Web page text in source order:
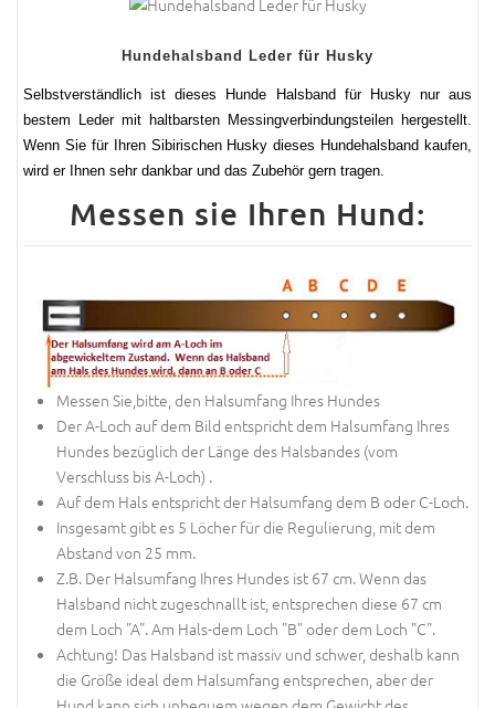
Hundehalsband Leder für Husky
Selbstverständlich ist dieses Hunde Halsband für Husky nur aus
bestem Leder mit haltbarsten Messingverbindungsteilen hergestellt.
Wenn Sie für Ihren Sibirischen Husky dieses Hundehalsband kaufen,
wird er Ihnen sehr dankbar und das Zubehör gern tragen.
Messen sie Ihren Hund:
Messen Sie,bitte, den Halsumfang Ihres Hundes
Der A-Loch auf dem Bild entspricht dem Halsumfang Ihres
Hundes bezüglich der Länge des Halsbandes (vom
Verschluss bis A-Loch) .
Auf dem Hals entspricht der Halsumfang dem B oder C-Loch.
Insgesamt gibt es 5 Löcher für die Regulierung, mit dem
Abstand von 25 mm.
Z.B. Der Halsumfang Ihres Hundes ist 67 cm. Wenn das
Halsband nicht zugeschnallt ist, entsprechen diese 67 cm
dem Loch "A". Am Hals-dem Loch "B" oder dem Loch "C".
Achtung! Das Halsband ist massiv und schwer, deshalb kann
die Größe ideal dem Halsumfang entsprechen, aber der